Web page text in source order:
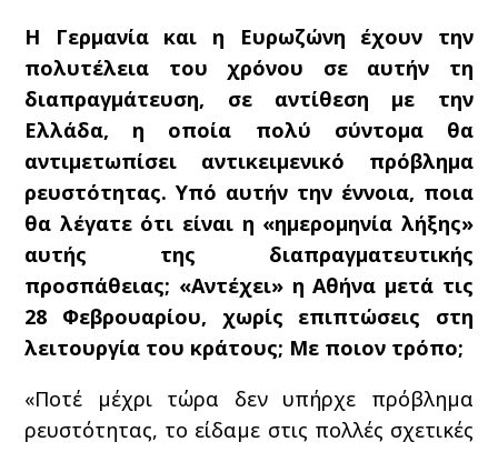
Η Γερμανία και η Ευρωζώνη έχουν την
πολυτέλεια του χρόνου σε αυτήν τη
διαπραγμάτευση, σε αντίθεση με την
Ελλάδα, η οποία πολύ σύντομα θα
αντιμετωπίσει αντικειμενικό πρόβλημα
ρευστότητας. Υπό αυτήν την έννοια, ποια
θα λέγατε ότι είναι η «ημερομηνία λήξης»
αυτής της διαπραγματευτικής
προσπάθειας; «Αντέχει» η Αθήνα μετά τις
28 Φεβρουαρίου, χωρίς επιπτώσεις στη
λειτουργία του κράτους; Με ποιον τρόπο;
«Ποτέ μέχρι τώρα δεν υπήρχε πρόβλημα
ρευστότητας, το είδαμε στις πολλές σχετικές